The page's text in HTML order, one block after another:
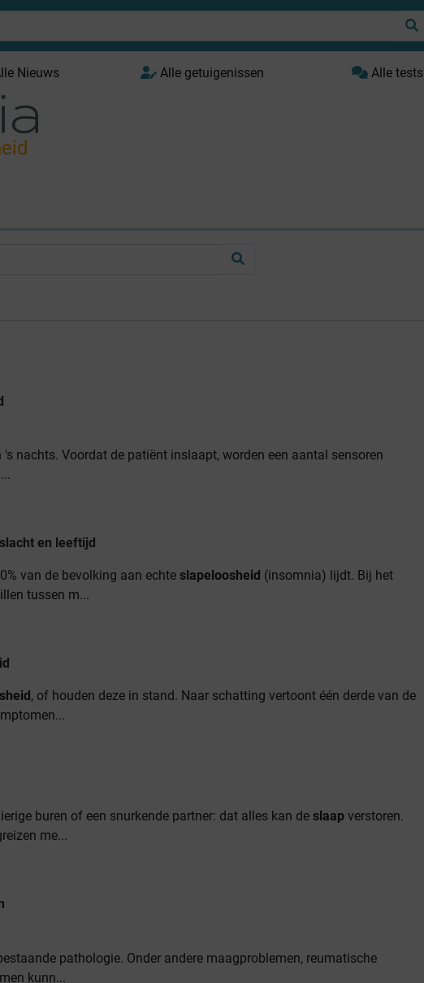
Nieuws Alle getuigenissen Alle tests
nachts. Voordat de patiënt inslaapt, worden een aantal sensoren
en leeftijd
van de bevolking aan echte slapeloosheid (insomnia) lijdt. Bij het
tussen m...
, of houden deze in stand. Naar schatting vertoont één derde van de
buren of een snurkende partner: dat alles kan de slaap verstoren.
me...
pathologie. Onder andere maagproblemen, reumatische
kunn...